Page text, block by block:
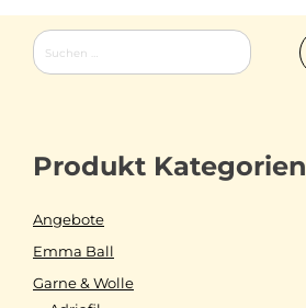
Suchen
nach:
Produkt Kategorien
Angebote
Emma Ball
Garne & Wolle